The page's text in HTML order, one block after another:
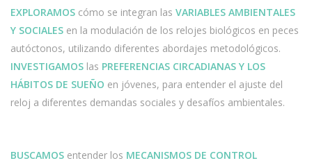
EXPLORAMOS cómo se integran las VARIABLES AMBIENTALES
Y SOCIALES en la modulación de los relojes biológicos en peces
autóctonos, utilizando diferentes abordajes metodológicos.
INVESTIGAMOS las PREFERENCIAS CIRCADIANAS Y LOS
HÁBITOS DE SUEÑO en jóvenes, para entender el ajuste del
reloj a diferentes demandas sociales y desafíos ambientales.
BUSCAMOS entender los MECANISMOS DE CONTROL